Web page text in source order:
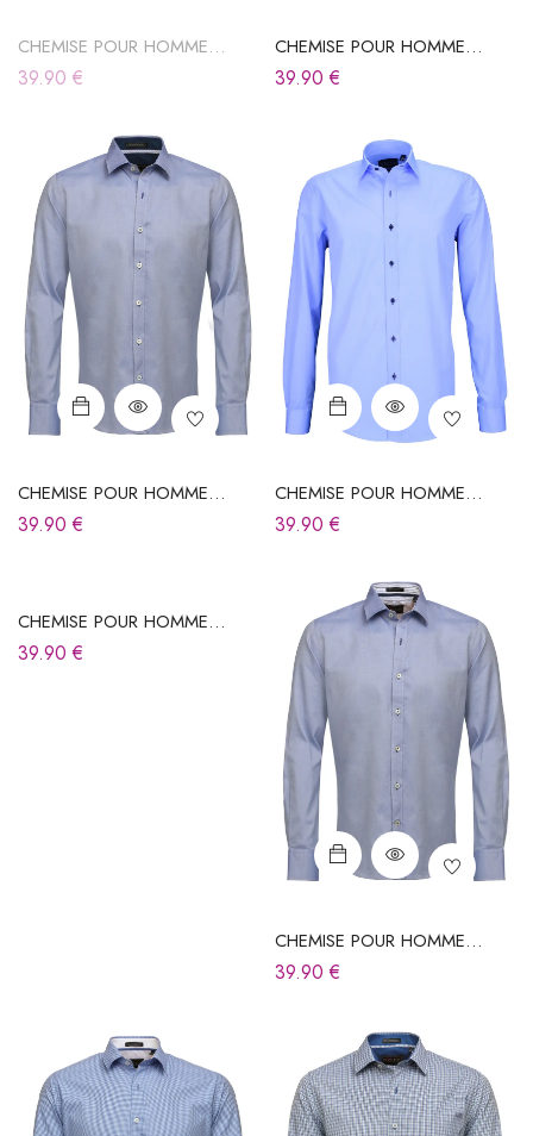
CHEMISE POUR HOMME
BLEUE
39.90 €
CHEMISE POUR HOMME
BLEUE
39.90€
CHEMISE POUR HOMME
BLEUE
39.90€
CHEMISE POUR HOMME
BLEUE
39.90€
CHEMISE POUR HOMME
BLEUE
39.90€
CHEMISE POUR HOMME
BLEUE
39.90€